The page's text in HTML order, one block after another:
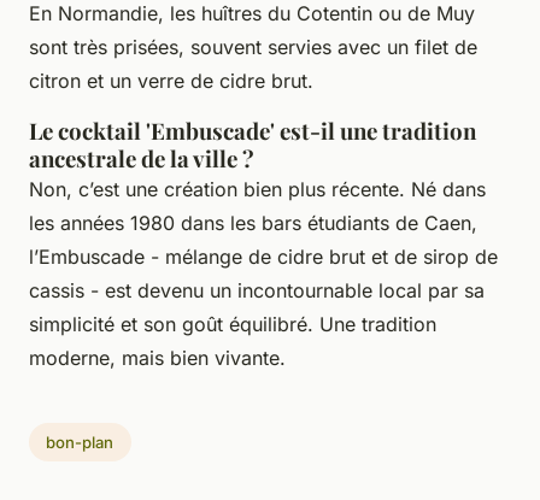
En Normandie, les huîtres du Cotentin ou de Muy
sont très prisées, souvent servies avec un filet de
citron et un verre de cidre brut.
Le cocktail 'Embuscade' est-il une tradition
ancestrale de la ville ?
Non, c’est une création bien plus récente. Né dans
les années 1980 dans les bars étudiants de Caen,
l’Embuscade - mélange de cidre brut et de sirop de
cassis - est devenu un incontournable local par sa
simplicité et son goût équilibré. Une tradition
moderne, mais bien vivante.
bon-plan